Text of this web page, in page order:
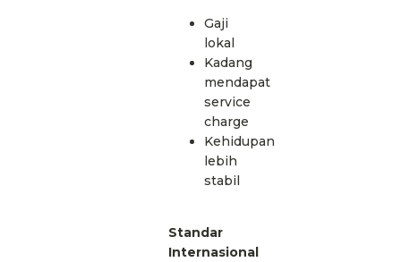
Gaji
lokal
Kadang
mendapat
service
charge
Kehidupan
lebih
stabil
Standar
Internasional